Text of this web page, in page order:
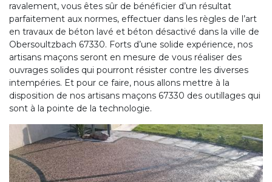
ravalement, vous êtes sûr de bénéficier d’un résultat
parfaitement aux normes, effectuer dans les règles de l’art
en travaux de béton lavé et béton désactivé dans la ville de
Obersoultzbach 67330. Forts d’une solide expérience, nos
artisans maçons seront en mesure de vous réaliser des
ouvrages solides qui pourront résister contre les diverses
intempéries. Et pour ce faire, nous allons mettre à la
disposition de nos artisans maçons 67330 des outillages qui
sont à la pointe de la technologie.